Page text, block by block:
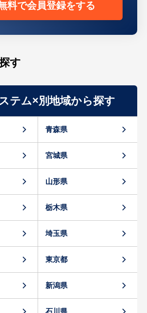
料で会員登録をする
す
テム×別地域から探す
青森県
宮城県
山形県
栃木県
埼玉県
東京都
新潟県
石川県